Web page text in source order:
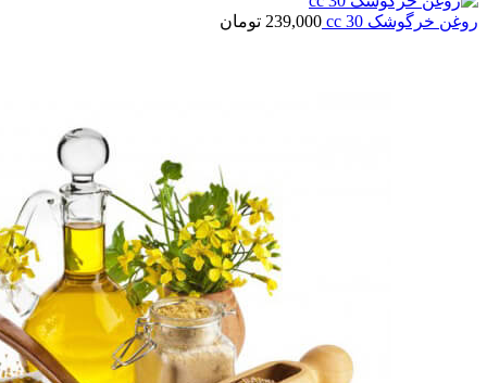
روغن خرگوشک 30 cc 239,000 تومان